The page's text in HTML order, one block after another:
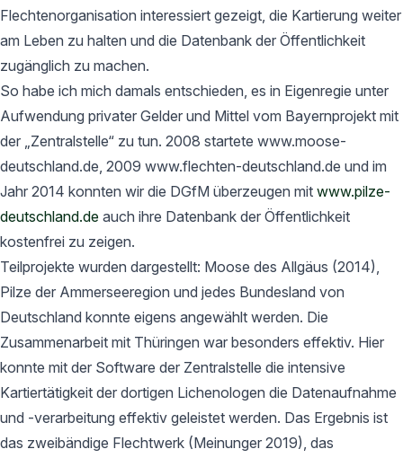
Flechtenorganisation interessiert gezeigt, die Kartierung weiter
am Leben zu halten und die Datenbank der Öffentlichkeit
zugänglich zu machen.
So habe ich mich damals entschieden, es in Eigenregie unter
Aufwendung privater Gelder und Mittel vom Bayernprojekt mit
der „Zentralstelle“ zu tun. 2008 startete www.moose-
deutschland.de, 2009 www.flechten-deutschland.de und im
Jahr 2014 konnten wir die DGfM überzeugen mit www.pilze-
deutschland.de auch ihre Datenbank der Öffentlichkeit
kostenfrei zu zeigen.
Teilprojekte wurden dargestellt: Moose des Allgäus (2014),
Pilze der Ammerseeregion und jedes Bundesland von
Deutschland konnte eigens angewählt werden. Die
Zusammenarbeit mit Thüringen war besonders effektiv. Hier
konnte mit der Software der Zentralstelle die intensive
Kartiertätigkeit der dortigen Lichenologen die Datenaufnahme
und -verarbeitung effektiv geleistet werden. Das Ergebnis ist
das zweibändige Flechtwerk (Meinunger 2019), das